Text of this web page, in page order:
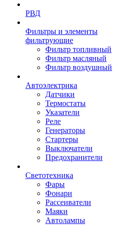
РВД
Фильтры и элементы
фильтрующие
Фильтр топливный
Фильтр масляный
Фильтр воздушный
Автоэлектрика
Датчики
Термостаты
Указатели
Реле
Генераторы
Стартеры
Выключатели
Предохранители
Светотехника
Фары
Фонари
Рассеиватели
Маяки
Автолампы